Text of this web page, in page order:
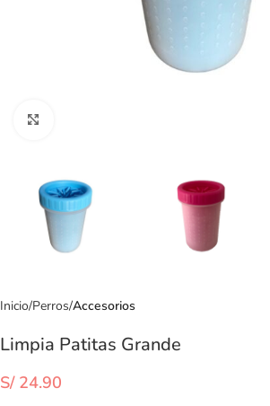
Inicio Perros Accesorios
Limpia Patitas Grande
S/24.90